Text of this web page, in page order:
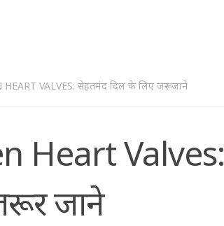
VALVES: सेहतमंद दिल के लिए जरूर जाने
Heart Valves:
जाने